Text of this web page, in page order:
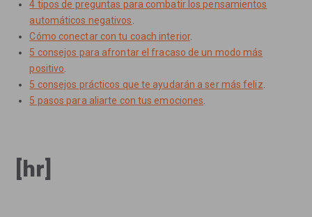
4 tipos de preguntas para combatir los pensamientos
automáticos negativos
Cómo conectar con tu coach interior.
5 consejos para afrontar el fracaso de un modo más
positivo
5 consejos prácticos que te ayudarán a ser más feliz
5 pasos para aliarte con tus emociones
[hr]